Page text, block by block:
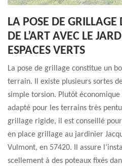
LA POSE DE GRILLAGE
DE L’ART AVEC LE
ESPACES VERTS
La pose de grillage constitue un
terrain. Il existe plusieurs sortes
simple torsion. Plutôt
adapté pour les terrains très
grillage rigide, il est conseillé
en place grillage au jardinier
Vulmont, en 57420. Il assure
scellement à des poteaux fixés